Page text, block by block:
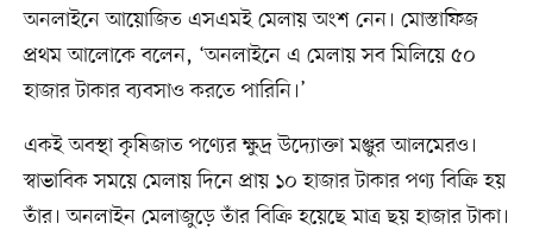
অনলাইনে আয়োজিত এসএমই মেলায় অংশ নেন। মোস্তাফিজ
প্রথম আলোকে বলেন, ‘অনলাইনে এ মেলায় সব মিলিয়ে ৫০
হাজার টাকার ব্যবসাও করতে পারিনি।’
একই অবস্থা কৃষিজাত পণ্যের ক্ষুদ্র উদ্যোক্তা মঞ্জুর আলমেরও।
স্বাভাবিক সময়ে মেলায় দিনে প্রায় ১০ হাজার টাকার পণ্য বিক্রি হয়
তাঁর। অনলাইন মেলাজুড়ে তাঁর বিক্রি হয়েছে মাত্র ছয় হাজার টাকা।